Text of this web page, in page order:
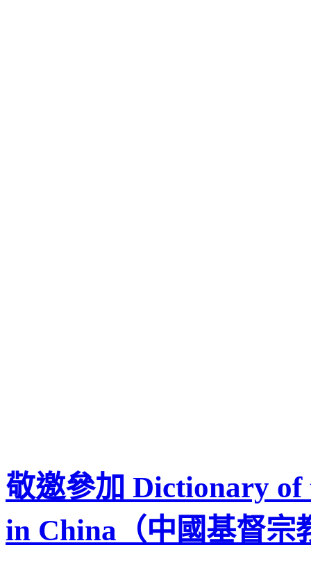
敬邀參加 Dictionary
in China（中國基督宗